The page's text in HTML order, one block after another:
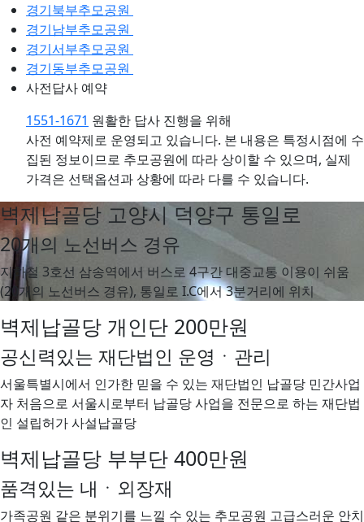
경기북부추모공원
경기남부추모공원
경기서부추모공원
경기동부추모공원
사전답사 예약
1551-1671 원활한 답사 진행을 위해
사전 예약제로 운영되고 있습니다. 본 내용은 특정시점에 수
집된 정보이므로 추모공원에 따라 상이할 수 있으며, 실제
가격은 선택옵션과 상황에 따라 다를 수 있습니다.
벽제납골당 고양시 덕양구 통일로
20개의 노선버스 경유
지하철 3호선 삼송역에서 버스로 4구간 대중교통 이용이 쉬움
(20개의 노선버스 경유), 통일로 I.C에서 3분거리에 위치
벽제납골당 개인단 200만원
공신력있는 재단법인 운영ㆍ관리
서울특별시에서 인가한 믿을 수 있는 재단법인 납골당 민간사업
자 처음으로 서울시로부터 납골당 사업을 전문으로 하는 재단법
인 설립허가 사설납골당
벽제납골당 부부단 400만원
품격있는 내ㆍ외장재
가족공원 같은 분위기를 느낄 수 있는 추모공원 고급스러운 안치